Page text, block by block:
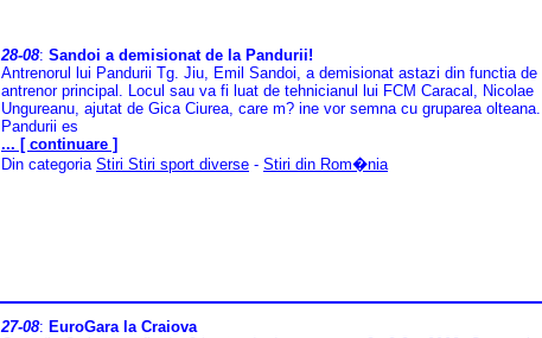
28-08: Sandoi a demisionat de la Pandurii!
Antrenorul lui Pandurii Tg. Jiu, Emil Sandoi, a demisionat astazi din functia de
antrenor principal. Locul sau va fi luat de tehnicianul lui FCM Caracal, Nicolae
Ungureanu, ajutat de Gica Ciurea, care m? ine vor semna cu gruparea olteana.
Pandurii es
... [ continuare ]
Din categoria Stiri Stiri sport diverse - Stiri din Rom�nia
27-08: EuroGara la Craiova